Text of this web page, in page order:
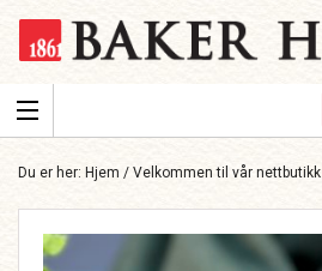
Du er her: Hjem / Velkommen til vår nettbutikk